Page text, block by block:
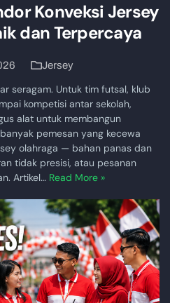
Konveksi Jersey
dan Terpercaya
Jersey
seragam. Untuk tim futsal, klub
kompetisi antar sekolah,
alat untuk membangun
pemesan yang kecewa
olahraga — bahan panas dan
tidak presisi, atau pesanan
Artikel… Read More »